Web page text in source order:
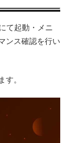
て起動・メニ
ンス確認を行い
す。